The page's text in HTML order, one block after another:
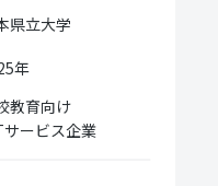
県立大学
年
教育向け
サービス企業